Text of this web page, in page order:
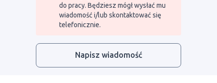
do pracy. Będziesz mógł wysłać mu
wiadomość i/lub skontaktować się
telefonicznie.
Napisz wiadomość